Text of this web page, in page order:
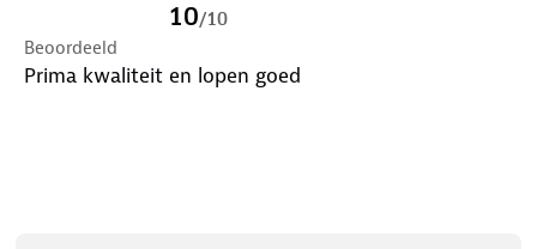
10/10
Beoordeeld
Prima kwaliteit en lopen goed